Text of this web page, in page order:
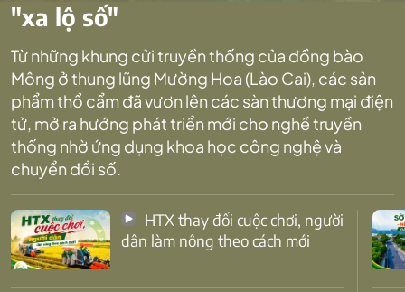
"xa lộ số"
Từ những khung cửi truyền thống của đồng bào
Mông ở thung lũng Mường Hoa (Lào Cai), các sản
phẩm thổ cẩm đã vươn lên các sàn thương mại điện
tử, mở ra hướng phát triển mới cho nghề truyền
thống nhờ ứng dụng khoa học công nghệ và
chuyển đổi số.
dân làm nông theo cách mới